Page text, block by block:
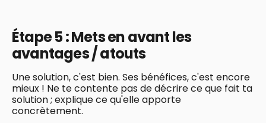
Étape 5 : Mets en avant les
avantages / atouts
Une solution, c'est bien. Ses bénéfices, c'est encore
mieux ! Ne te contente pas de décrire ce que fait ta
solution ; explique ce qu'elle apporte
concrètement.